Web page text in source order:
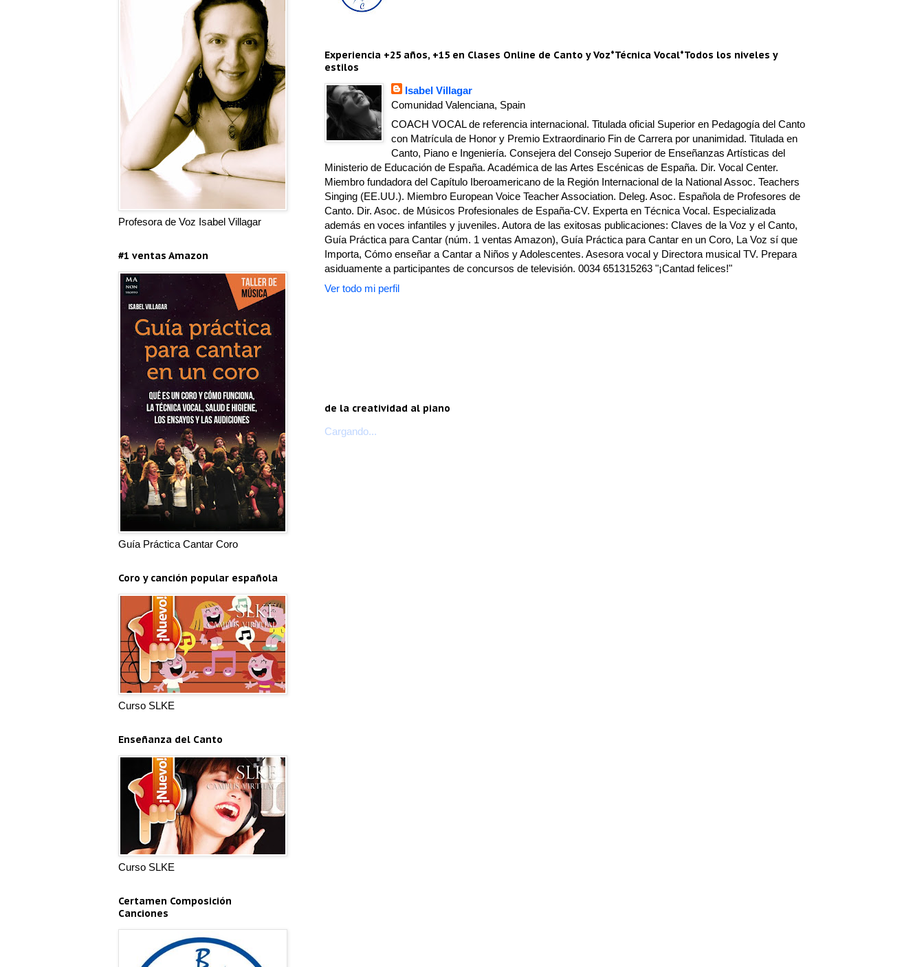
Experiencia +25 años, +15 en Clases Online de Canto y Voz*Técnica Vocal*Todos los niveles y
estilos
Isabel Villagar
Comunidad Valenciana, Spain
COACH VOCAL de referencia internacional. Titulada oficial Superior en Pedagogía del Canto
con Matrícula de Honor y Premio Extraordinario Fin de Carrera por unanimidad. Titulada en
Canto, Piano e Ingeniería. Consejera del Consejo Superior de Enseñanzas Artísticas del
Ministerio de Educación de España. Académica de las Artes Escénicas de España. Dir. Vocal Center.
Miembro fundadora del Capítulo Iberoamericano de la Región Internacional de la National Assoc. Teachers
Singing (EE.UU.). Miembro European Voice Teacher Association. Deleg. Asoc. Española de Profesores de
Canto. Dir. Asoc. de Músicos Profesionales de España-CV. Experta en Técnica Vocal. Especializada
además en voces infantiles y juveniles. Autora de las exitosas publicaciones: Claves de la Voz y el Canto,
Guía Práctica para Cantar (núm. 1 ventas Amazon), Guía Práctica para Cantar en un Coro, La Voz sí que
Importa, Cómo enseñar a Cantar a Niños y Adolescentes. Asesora vocal y Directora musical TV. Prepara
asiduamente a participantes de concursos de televisión. 0034 651315263 "¡Cantad felices!"
Ver todo mi perfil
de la creatividad al piano
Cargando...
Profesora de Voz Isabel Villagar
#1 ventas Amazon
Guía Práctica Cantar Coro
Coro y canción popular española
Curso SLKE
Enseñanza del Canto
Curso SLKE
Certamen Composición
Canciones